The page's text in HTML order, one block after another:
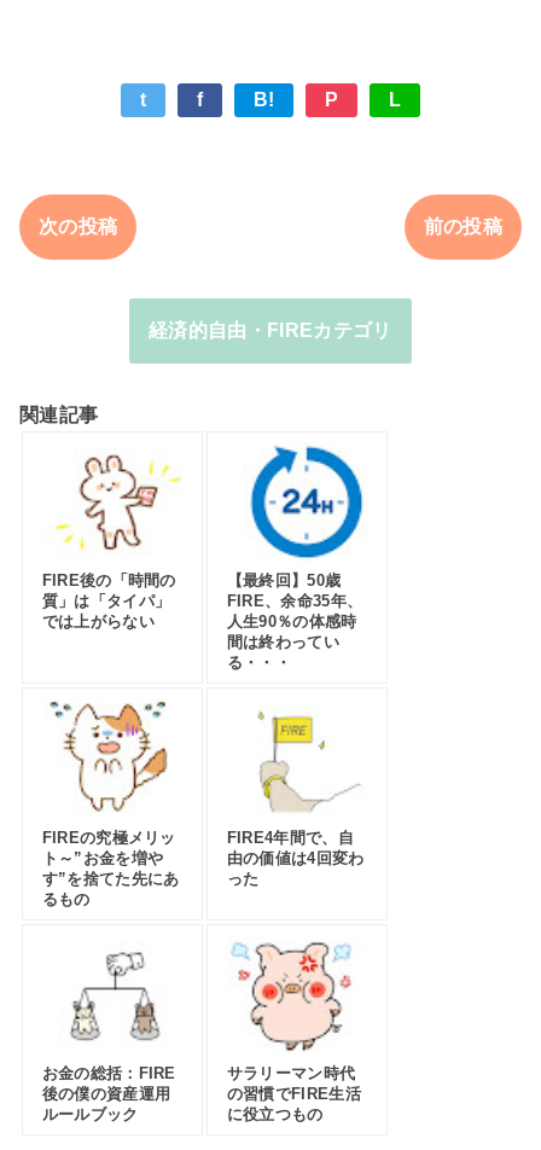
t f B! P L
次の投稿 前の投稿
経済的自由・FIREカテゴリ
関連記事
FIRE後の「時間の
質」は「タイパ」
では上がらない
【最終回】50歳
FIRE、余命35年、
人生90％の体感時
間は終わってい
る・・・
FIREの究極メリッ
ト～”お金を増や
す”を捨てた先にあ
るもの
FIRE4年間で、自
由の価値は4回変わ
った
お金の総括：FIRE
後の僕の資産運用
ルールブック
サラリーマン時代
の習慣でFIRE生活
に役立つもの